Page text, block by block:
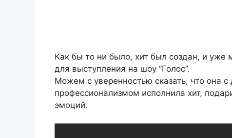
Как бы то ни было, хит был создан, и уже
для выступления на шоу ‘’Голос’’.
Можем с уверенностью сказать, что она
профессионализмом исполнила хит,
эмоций.